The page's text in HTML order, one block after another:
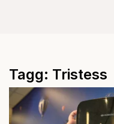
Tagg: Tristess